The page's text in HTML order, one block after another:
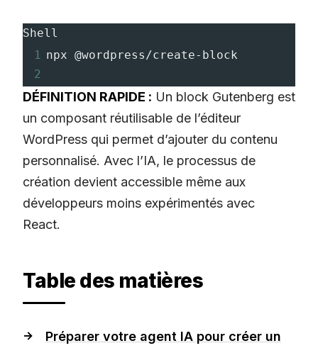
Shell
1 npx @wordpress/create-block
2
DÉFINITION RAPIDE : Un block Gutenberg est
un composant réutilisable de l’éditeur
WordPress qui permet d’ajouter du contenu
personnalisé. Avec l’IA, le processus de
création devient accessible même aux
développeurs moins expérimentés avec
React.
Table des matières
Préparer votre agent IA pour créer un